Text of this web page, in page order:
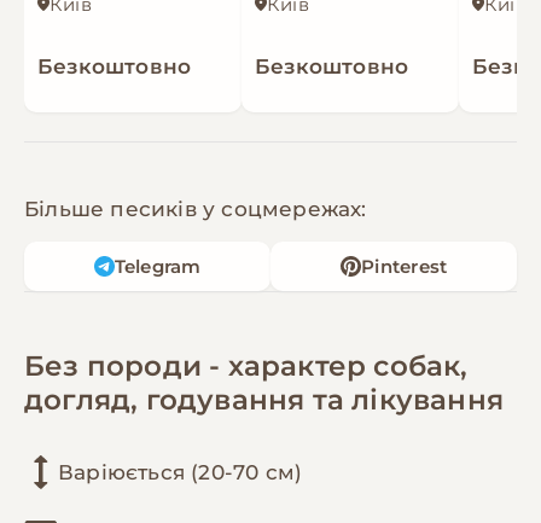
Безкоштовно Безкоштовно
Більше песиків у соцмережах:
Telegram Pinterest
Без породи - характер собак,
догляд, годування та лікування
Варіюється (20-70 см)